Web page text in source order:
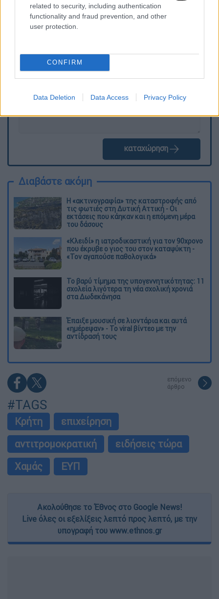
related to security, including authentication
functionality and fraud prevention, and other
user protection.
CONFIRM
Data Deletion Data Access Privacy Policy
καταχώρηση
Διαβάστε ακόμη
Η «ακτινογραφία» της καταστροφής από
τις φωτιές στη Δυτική Αττική - Οι
εκτάσεις που κάηκαν και η επόμενη μέρα
του δάσους
«Κλειδί» η ιατροδικαστική για τον 90χρονο
που έκρυβε ο γιος του στον καταψύκτη -
«Τον αγαπούσε παθολογικά»
Το βαρύ τίμημα της υπογεννητικότητας: 11
σχολεία λιγότερα τη νέα σχολική χρονιά
στα Δωδεκάνησα
Έπαιξε μουσική σε λιοντάρια και αυτά
«ημέρεψαν» - Το viral βίντεο με την
αντίδρασή τους
επόμενο
άρθρο
#TAGS
Κρήτη
επιχείρηση
αντιτρομοκρατική
ειδήσεις τώρα
Χαμάς
ΕΥΠ
Ακολούθησε το Έθνος στο Google News!
Live όλες οι εξελίξεις λεπτό προς λεπτό, με την
υπογραφή του www.ethnos.gr